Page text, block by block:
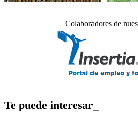
Colaboradores de
Te puede interesar_